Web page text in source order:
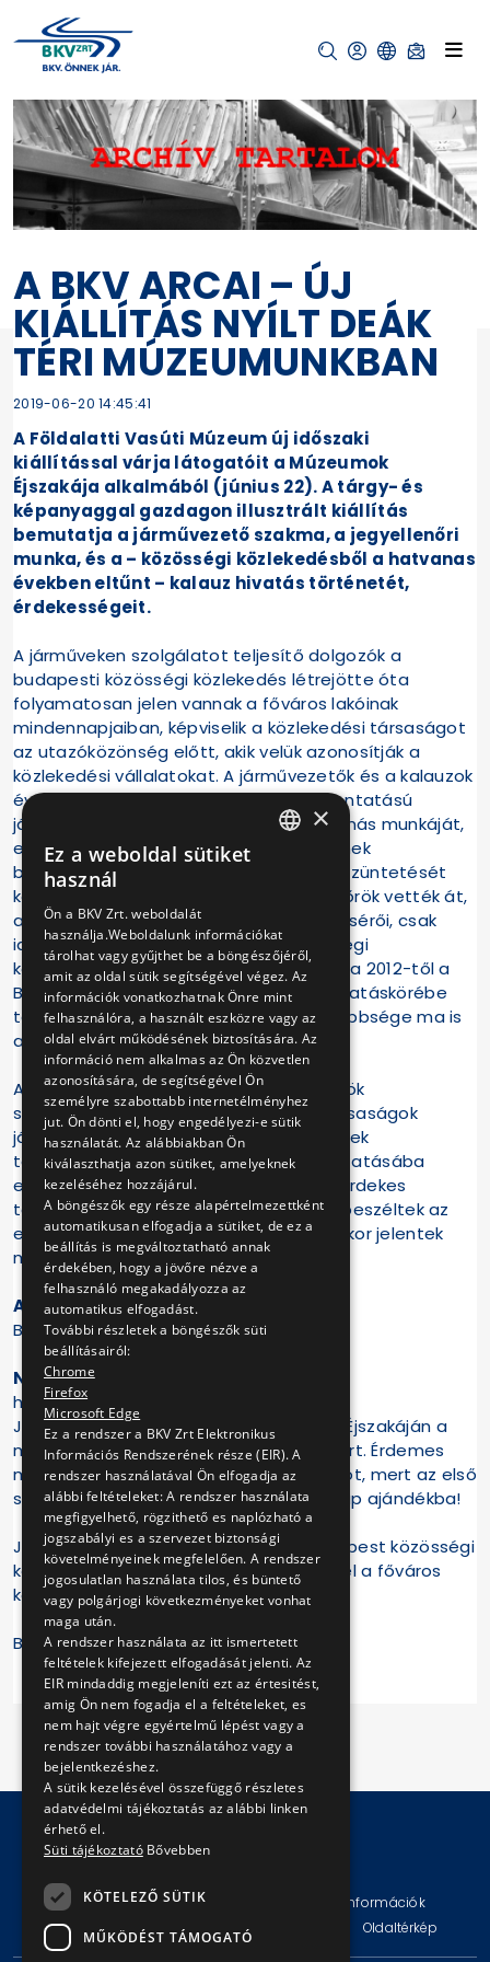
A BKV ARCAI – ÚJ
KIÁLLÍTÁS NYÍLT DEÁK
TÉRI MÚZEUMUNKBAN
2019-06-20 14:45:41
A Földalatti Vasúti Múzeum új időszaki
kiállítással várja látogatóit a Múzeumok
Éjszakája alkalmából (június 22). A tárgy- és
képanyaggal gazdagon illusztrált kiállítás
bemutatja a járművezető szakma, a jegyellenőri
munka, és a – közösségi közlekedésből a hatvanas
években eltűnt – kalauz hivatás történetét,
érdekességeit.
A járműveken szolgálatot teljesítő dolgozók a
budapesti közösségi közlekedés létrejötte óta
folyamatosan jelen vannak a főváros lakóinak
mindennapjaiban, képviselik a közlekedési társaságot
az utazóközönség előtt, akik velük azonosítják a
közlekedési vállalatokat. A járművezetők és a kalauzok
évtizedeken keresztül, már az első lóvontatású
járművektől kezdve kiegészítették egymás munkáját,
egészen a BKV kalauz nélküli rendszerének
bevezetéséig. A kalauzi munkakör megszüntetését
követően aztán a jegyvizsgálatot ellenőrök vették át,
akik immár nem az utasok rendszeres kísérői, csak
időnként felbukkanó szereplői a közösségi
közlekedésnek. A jegyellenőrzés feladata 2012-től a
Budapesti Közlekedési Központ, a BKK hatáskörébe
tartozik, ám a fővárosi járművezetők többsége ma is
a BKV alkalmazásában áll.
A kiállítás a fővárosi közlekedési eszközök
személyzetének, a BKV és a jogelőd társaságok
járművezetőinek, kalauzainak, ellenőreinek
tevékenységébe, munkaeszközeibe, oktatásába
enged bepillantást. A kiállításon olyan érdekes
tényekre is fény derül, hogy miért nem beszéltek az
első villamosvezetők magyarul, vagy mikor jelentek
meg a hölgyek a volán mögött.
A múzeum címe:
Budapest, Deák tér, aluljáró.
Nyitva tartás:
hétfő kivételével 10 és 17 óra között.
Június 22-én, szombaton, a Múzeumok Éjszakáján a
múzeum 18 és 24 óra között is nyitva tart. Érdemes
már elővételben megvenni a karszalagot, mert az első
száz vásárló 50 éves a BKV kiadványt kap ajándékba!
Járművezetők, kalauzok, ellenőrök Budapest közösségi
közlekedésében – jöjjön el és merüljön el a főváros
közelmúltjának hétköznapjaiban!
BKV Zrt.
Impresszum Jogi nyilatkozat
Technikai információk
Adatvédelmi politika és tájékoztatások
Oldaltérkép
×
Ez a weboldal sütiket
használ
Ön a BKV Zrt. weboldalát
használja.Weboldalunk információkat
tárolhat vagy gyűjthet be a böngészőjéről,
amit az oldal sütik segítségével végez. Az
információk vonatkozhatnak Önre mint
felhasználóra, a használt eszközre vagy az
oldal elvárt működésének biztosítására. Az
információ nem alkalmas az Ön közvetlen
azonosítására, de segítségével Ön
személyre szabottabb internetélményhez
jut. Ön dönti el, hogy engedélyezi-e sütik
használatát. Az alábbiakban Ön
kiválaszthatja azon sütiket, amelyeknek
kezeléséhez hozzájárul.
A böngészők egy része alapértelmezettként
automatikusan elfogadja a sütiket, de ez a
beállítás is megváltoztatható annak
érdekében, hogy a jövőre nézve a
felhasználó megakadályozza az
automatikus elfogadást.
További részletek a böngészők süti
beállításairól:
Chrome
Firefox
Microsoft Edge
Ez a rendszer a BKV Zrt Elektronikus
Információs Rendszerének része (EIR). A
rendszer használatával Ön elfogadja az
alábbi feltételeket: A rendszer használata
megfigyelhető, rögzithető es naplózható a
jogszabályi es a szervezet biztonsági
követelményeinek megfelelően. A rendszer
jogosulatlan használata tilos, és büntető
vagy polgárjogi következményeket vonhat
maga után.
A rendszer használata az itt ismertetett
feltételek kifejezett elfogadását jelenti. Az
EIR mindaddig megjeleníti ezt az értesitést,
amig Ön nem fogadja el a feltételeket, es
nem hajt végre egyértelmű lépést vagy a
rendszer további használatához vagy a
bejelentkezéshez.
A sütik kezelésével összefüggő részletes
adatvédelmi tájékoztatás az alábbi linken
érhető el.
Süti tájékoztató Bővebben
KÖTELEZŐ SÜTIK
MŰKÖDÉST TÁMOGATÓ